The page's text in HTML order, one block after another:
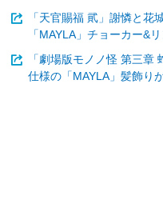
「天官賜福 貮」謝憐と花
「MAYLA」チョーカー&
「劇場版モノノ怪 第三章
仕様の「MAYLA」髪飾り